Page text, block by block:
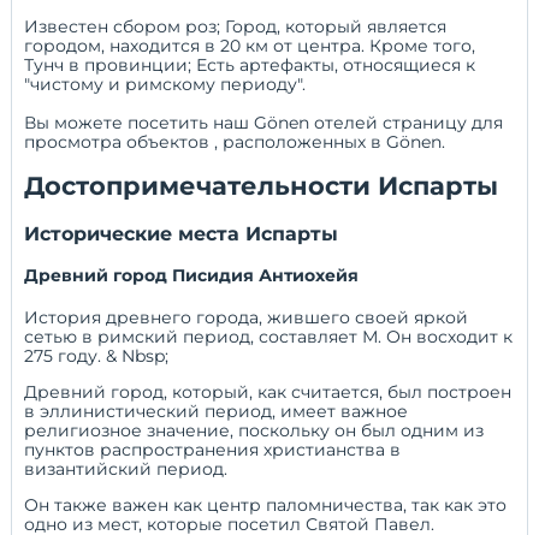
Известен сбором роз; Город, который является
городом, находится в 20 км от центра. Кроме того,
Тунч в провинции; Есть артефакты, относящиеся к
"чистому и римскому периоду".
Вы можете посетить нашGönen отелейстраницу для
просмотра объектов , расположенных в Gönen.
Достопримечательности Испарты
Исторические места Испарты
Древний город Писидия Антиохейя
История древнего города, жившего своей яркой
сетью в римский период, составляет М. Он восходит к
275 году. & Nbsp;
Древний город, который, как считается, был построен
в эллинистический период, имеет важное
религиозное значение, поскольку он был одним из
пунктов распространения христианства в
византийский период.
Он также важен как центр паломничества, так как это
одно из мест, которые посетил Святой Павел.